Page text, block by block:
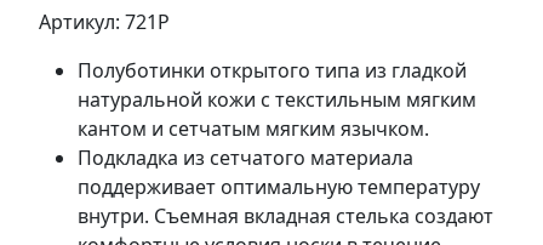
Артикул: 721Р
Полуботинки открытого типа из гладкой
натуральной кожи с текстильным мягким
кантом и сетчатым мягким язычком.
Подкладка из сетчатого материала
поддерживает оптимальную температуру
внутри. Съемная вкладная стелька создают